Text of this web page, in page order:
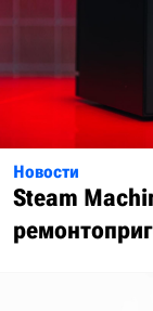
Новости
Steam